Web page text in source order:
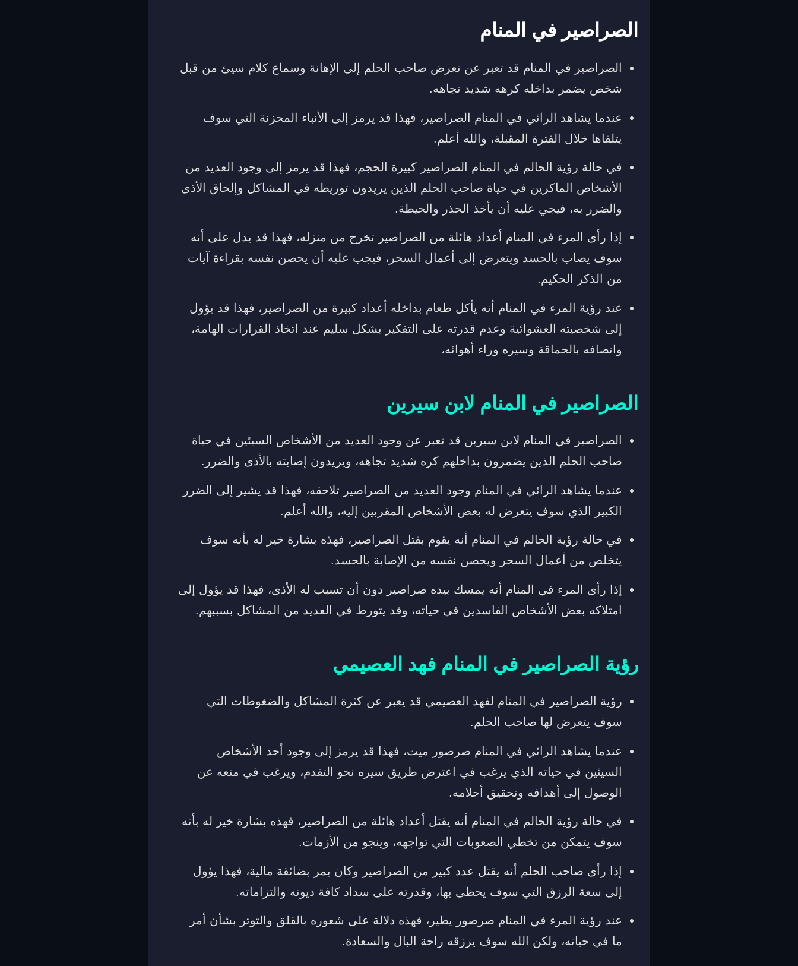
الصراصير في المنام
الصراصير في المنام قد تعبر عن تعرض صاحب الحلم إلى الإهانة وسماع كلام سيئ من قبل
شخص يضمر بداخله كرهه شديد تجاهه.
عندما يشاهد الرائي في المنام الصراصير، فهذا قد يرمز إلى الأنباء المحزنة التي سوف
يتلقاها خلال الفترة المقبلة، والله أعلم.
في حالة رؤية الحالم في المنام الصراصير كبيرة الحجم، فهذا قد يرمز إلى وجود العديد من
الأشخاص الماكرين في حياة صاحب الحلم الذين يريدون توريطه في المشاكل وإلحاق الأذى
والضرر به، فيجي عليه أن يأخذ الحذر والحيطة.
إذا رأى المرء في المنام أعداد هائلة من الصراصير تخرج من منزله، فهذا قد يدل على أنه
سوف يصاب بالحسد ويتعرض إلى أعمال السحر، فيجب عليه أن يحصن نفسه بقراءة آيات
من الذكر الحكيم.
عند رؤية المرء في المنام أنه يأكل طعام بداخله أعداد كبيرة من الصراصير، فهذا قد يؤول
إلى شخصيته العشوائية وعدم قدرته على التفكير بشكل سليم عند اتخاذ القرارات الهامة،
واتصافه بالحماقة وسيره وراء أهوائه،
الصراصير في المنام لابن سيرين
الصراصير في المنام لابن سيرين قد تعبر عن وجود العديد من الأشخاص السيئين في حياة
صاحب الحلم الذين يضمرون بداخلهم كره شديد تجاهه، ويريدون إصابته بالأذى والضرر.
عندما يشاهد الرائي في المنام وجود العديد من الصراصير تلاحقه، فهذا قد يشير إلى الضرر
الكبير الذي سوف يتعرض له بعض الأشخاص المقربين إليه، والله أعلم.
في حالة رؤية الحالم في المنام أنه يقوم بقتل الصراصير، فهذه بشارة خير له بأنه سوف
يتخلص من أعمال السحر ويحصن نفسه من الإصابة بالحسد.
إذا رأى المرء في المنام أنه يمسك بيده صراصير دون أن تسبب له الأذى، فهذا قد يؤول إلى
امتلاكه بعض الأشخاص الفاسدين في حياته، وقد يتورط في العديد من المشاكل بسببهم.
رؤية الصراصير في المنام فهد العصيمي
رؤية الصراصير في المنام لفهد العصيمي قد يعبر عن كثرة المشاكل والضغوطات التي
سوف يتعرض لها صاحب الحلم.
عندما يشاهد الرائي في المنام صرصور ميت، فهذا قد يرمز إلى وجود أحد الأشخاص
السيئين في حياته الذي يرغب في اعترض طريق سيره نحو التقدم، ويرغب في منعه عن
الوصول إلى أهدافه وتحقيق أحلامه.
في حالة رؤية الحالم في المنام أنه يقتل أعداد هائلة من الصراصير، فهذه بشارة خير له بأنه
سوف يتمكن من تخطي الصعوبات التي تواجهه، وينجو من الأزمات.
إذا رأى صاحب الحلم أنه يقتل عدد كبير من الصراصير وكان يمر بضائقة مالية، فهذا يؤول
إلى سعة الرزق التي سوف يحظى بها، وقدرته على سداد كافة ديونه والتزاماته.
عند رؤية المرء في المنام صرصور يطير، فهذه دلالة على شعوره بالقلق والتوتر بشأن أمر
ما في حياته، ولكن الله سوف يرزقه راحة البال والسعادة.